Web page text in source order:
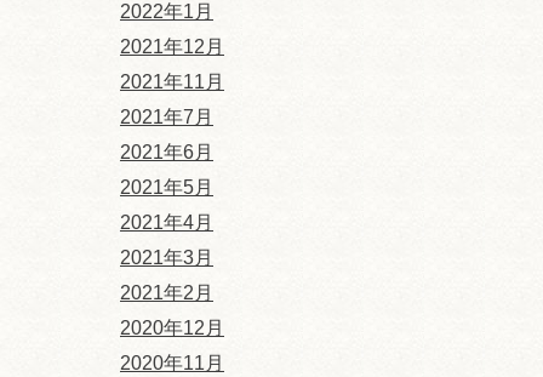
2022年1月
2021年12月
2021年11月
2021年7月
2021年6月
2021年5月
2021年4月
2021年3月
2021年2月
2020年12月
2020年11月